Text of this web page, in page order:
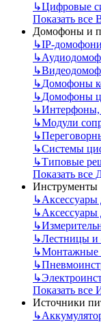
↳Цифровые
Показать все
Домофоны и
↳IP-
↳
↳
↳Домофоны
↳Домофоны
↳Интерфоны,
↳Модули
↳
↳Системы
↳Типовые
Показать все
Инструменты
↳Аксессуары
↳Аксессуары
↳
↳Лестницы и
↳Монтажные
↳
↳
Показать все
Источники
↳